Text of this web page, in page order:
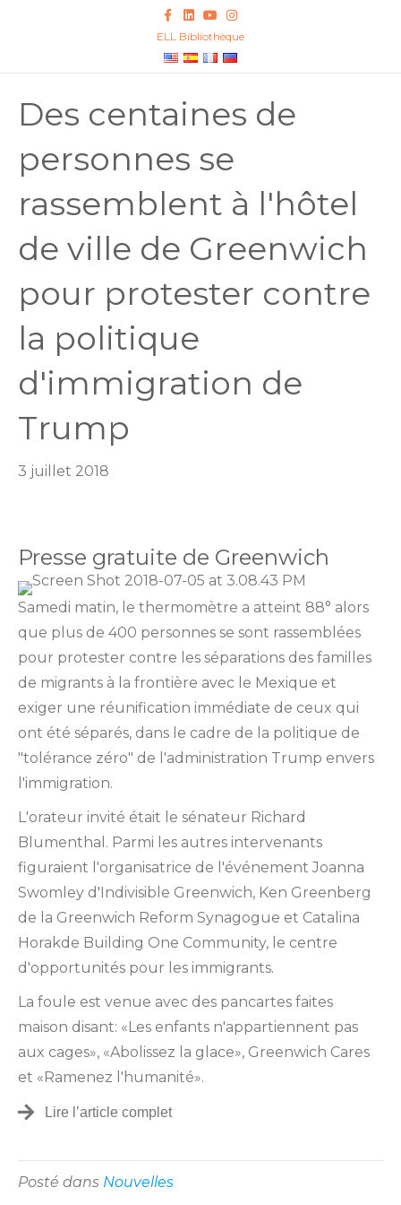
Facebook
LinkedinYoutubeInstagram
ELL Bibliothèque
Des centaines de
personnes se
rassemblent à l'hôtel
de ville de Greenwich
pour protester contre
la politique
d'immigration de
Trump
3 juillet 2018
Presse gratuite de Greenwich
Samedi matin, le thermomètre a atteint 88° alors
que plus de 400 personnes se sont rassemblées
pour protester contre les séparations des familles
de migrants à la frontière avec le Mexique et
exiger une réunification immédiate de ceux qui
ont été séparés, dans le cadre de la politique de
"tolérance zéro" de l'administration Trump envers
l'immigration.
L'orateur invité était le sénateur Richard
Blumenthal. Parmi les autres intervenants
figuraient l'organisatrice de l'événement Joanna
Swomley d'Indivisible Greenwich, Ken Greenberg
de la Greenwich Reform Synagogue et Catalina
Horakde Building One Community, le centre
d'opportunités pour les immigrants.
La foule est venue avec des pancartes faites
maison disant: «Les enfants n'appartiennent pas
aux cages», «Abolissez la glace», Greenwich Cares
et «Ramenez l'humanité».
Lire l’article complet
Posté dans Nouvelles